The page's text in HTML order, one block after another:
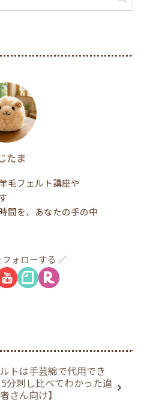
たま
毛フェルト講座や
間を、あなたの手の中
ォローする
トは手芸綿で代用でき
分刺し比べてわかった違
さん向け】